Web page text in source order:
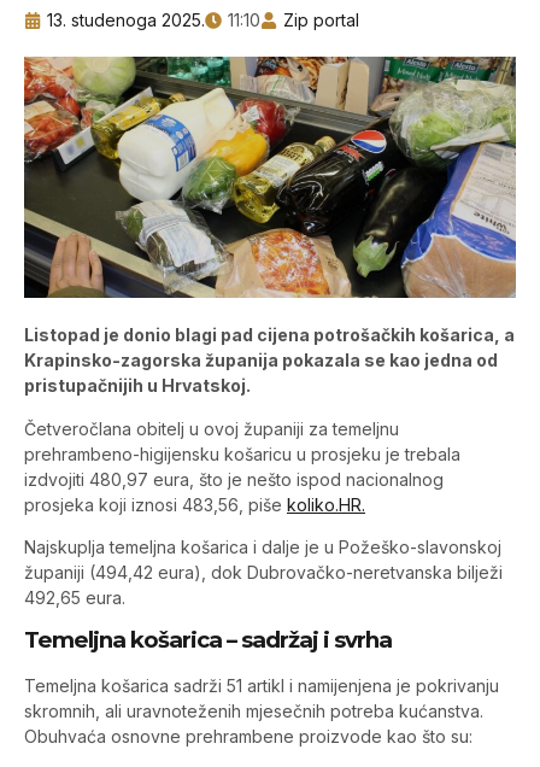
13. studenoga 2025. 11:10 Zip portal
Listopad je donio blagi pad cijena potrošačkih košarica, a
Krapinsko-zagorska županija pokazala se kao jedna od
pristupačnijih u Hrvatskoj.
Četveročlana obitelj u ovoj županiji za temeljnu
prehrambeno-higijensku košaricu u prosjeku je trebala
izdvojiti 480,97 eura, što je nešto ispod nacionalnog
prosjeka koji iznosi 483,56, piše koliko.HR.
Najskuplja temeljna košarica i dalje je u Požeško-slavonskoj
županiji (494,42 eura), dok Dubrovačko-neretvanska bilježi
492,65 eura.
Temeljna košarica – sadržaj i svrha
Temeljna košarica sadrži 51 artikl i namijenjena je pokrivanju
skromnih, ali uravnoteženih mjesečnih potreba kućanstva.
Obuhvaća osnovne prehrambene proizvode kao što su: